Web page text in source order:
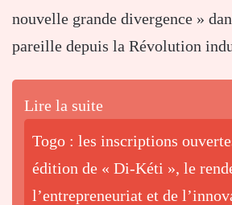
nouvelle grande divergence »
pareille depuis la Révolution
Lire la suite
Togo : les inscriptions
édition de « Di-Kéti », le
l’entrepreneuriat et de